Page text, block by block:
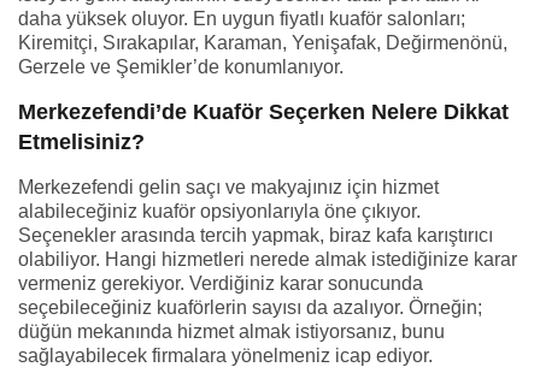
daha yüksek oluyor. En uygun fiyatlı kuaför salonları;
Kiremitçi, Sırakapılar, Karaman, Yenişafak, Değirmenönü,
Gerzele ve Şemikler’de konumlanıyor.
Merkezefendi’de Kuaför Seçerken Nelere Dikkat
Etmelisiniz?
Merkezefendi gelin saçı ve makyajınız için hizmet
alabileceğiniz kuaför opsiyonlarıyla öne çıkıyor.
Seçenekler arasında tercih yapmak, biraz kafa karıştırıcı
olabiliyor. Hangi hizmetleri nerede almak istediğinize karar
vermeniz gerekiyor. Verdiğiniz karar sonucunda
seçebileceğiniz kuaförlerin sayısı da azalıyor. Örneğin;
düğün mekanında hizmet almak istiyorsanız, bunu
sağlayabilecek firmalara yönelmeniz icap ediyor.